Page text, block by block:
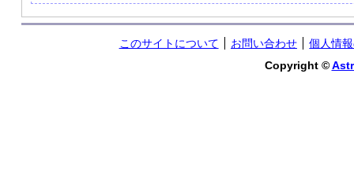
このサイトについて お問い合わせ
個人情
Copyright ©